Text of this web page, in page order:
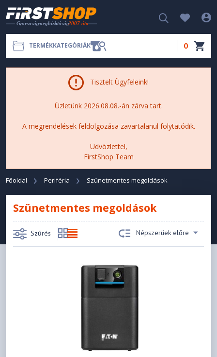
TERMÉKKATEGÓRIÁK 0
Tisztelt Ügyfeleink!
Üzletünk 2026.08.08.-án zárva tart.
A megrendelések feldolgozása zavartalanul folytatódik.
Üdvözlettel,
FirstShop Team
Főoldal Periféria Szünetmentes megoldások
Szünetmentes megoldások
Szűrés Népszerüek előre